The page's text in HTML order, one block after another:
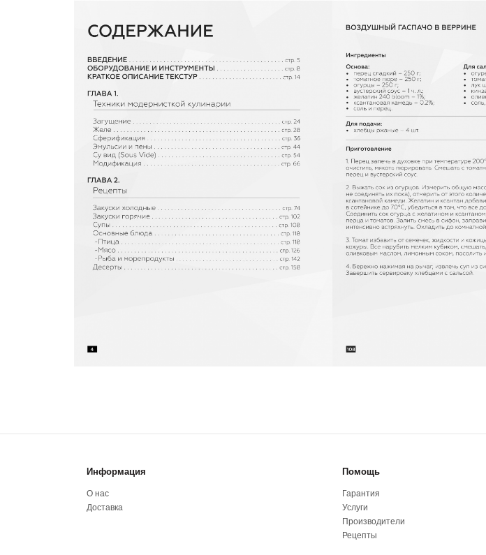
Информация Помощь
О нас
Доставка
Гарантия
Услуги
Производители
Рецепты